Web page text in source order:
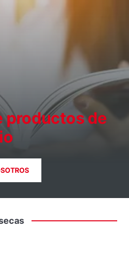
productos de